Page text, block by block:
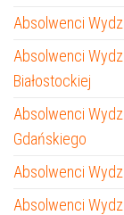
Absolwenci
Absolwenci
Białostockiej
Absolwenci
Gdańskiego
Absolwenci
Absolwenci